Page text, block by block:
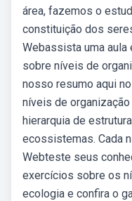
área, fazemos o
constituição dos
Webassista uma aula
sobre níveis de
nosso resumo aqui
níveis de
hierarquia de
ecossistemas. Cada
Webteste seus
exercícios sobre os
ecologia e confira o